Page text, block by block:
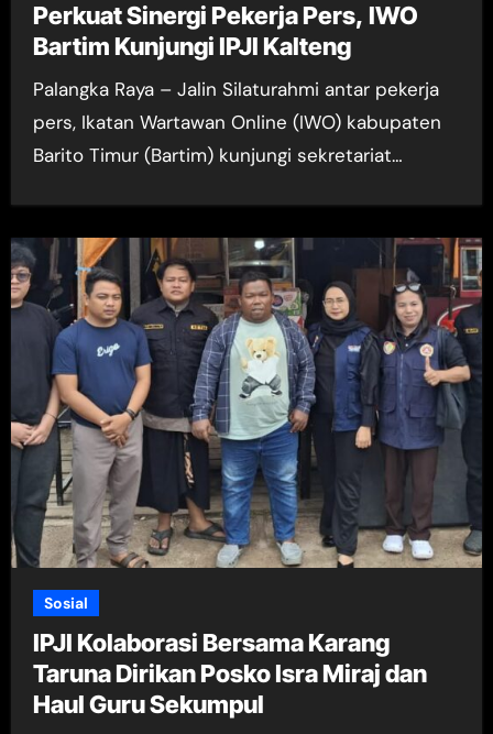
Perkuat Sinergi Pekerja Pers, IWO
Bartim Kunjungi IPJI Kalteng
Palangka Raya – Jalin Silaturahmi antar pekerja
pers, Ikatan Wartawan Online (IWO) kabupaten
Barito Timur (Bartim) kunjungi sekretariat…
Sosial
IPJI Kolaborasi Bersama Karang
Taruna Dirikan Posko Isra Miraj dan
Haul Guru Sekumpul